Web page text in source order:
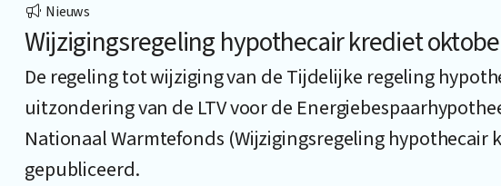
Nieuws
Wijzigingsregeling hypothecair krediet
De regeling tot wijziging van de Tijdelijke regeling
uitzondering van de LTV voor de
Nationaal Warmtefonds (Wijzigingsregeling hypothecair
gepubliceerd.